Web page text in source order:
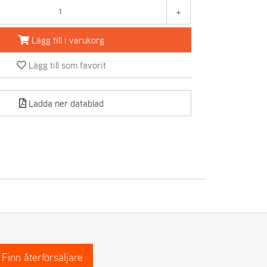
+
Lägg till i varukorg
Lägg till som favorit
Ladda ner datablad
Finn återförsäljare